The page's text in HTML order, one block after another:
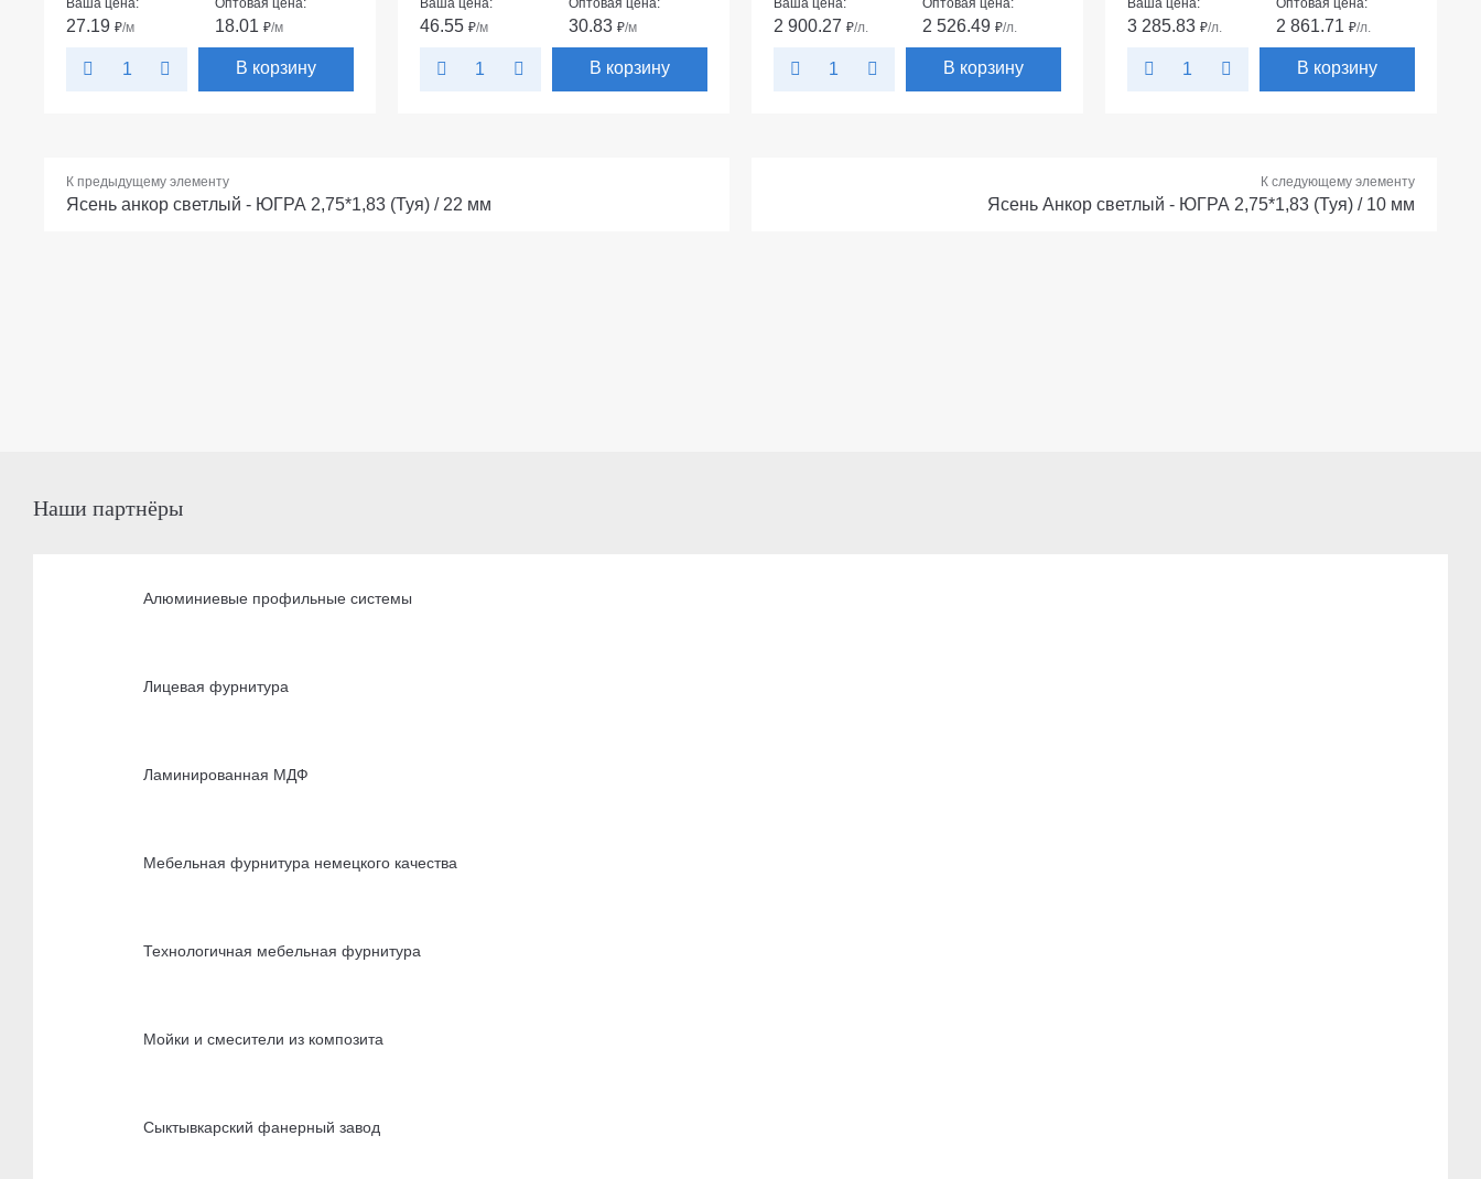
Ваша цена:
27.19 ₽/м
Оптовая цена:
18.01₽/м
В корзину
Ваша цена:
46.55 ₽/м
Оптовая цена:
30.83₽/м
В корзину
Ваша цена:
2 900.27 ₽/л.
Оптовая цена:
2 526.49₽/л.
В корзину
Ваша цена:
3 285.83 ₽/л.
Оптовая цена:
2 861.71₽/л.
В корзину
К предыдущему элементу
Ясень анкор светлый - ЮГРА 2,75*1,83 (Туя) / 22 мм
К следующему элементу
Ясень Анкор светлый - ЮГРА 2,75*1,83 (Туя) / 10 мм
Наши партнёры
Алюминиевые профильные системы
Лицевая фурнитура
Ламинированная МДФ
Мебельная фурнитура немецкого качества
Технологичная мебельная фурнитура
Мойки и смесители из композита
Сыктывкарский фанерный завод